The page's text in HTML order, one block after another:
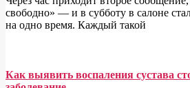
свободно» — и в субботу в салоне
на одно время. Каждый такой
Как выявить воспаления сустава